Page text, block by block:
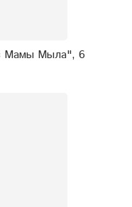
Мамы Мыла", 6